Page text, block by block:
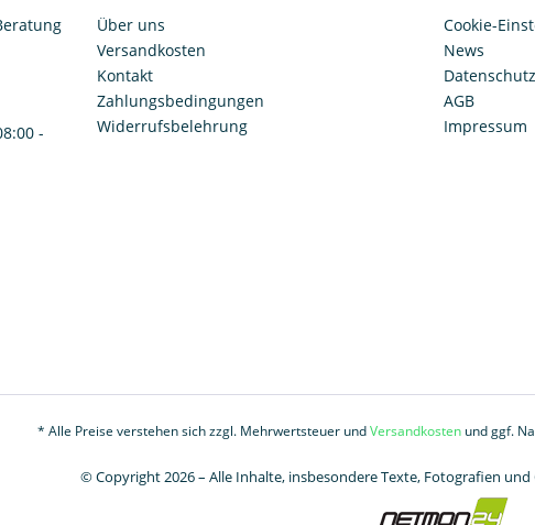
-
Über uns
Versandkosten
Kontakt
Zahlungsbedingungen
Widerrufsbelehrung
Cookie-
News
Datenschutz
AGB
Impressum
* Alle Preise verstehen sich zzgl. Mehrwertsteuer undVersandkosten und ggf.
© Copyright 2026 – Alle Inhalte, insbesondere Texte, Fotografien